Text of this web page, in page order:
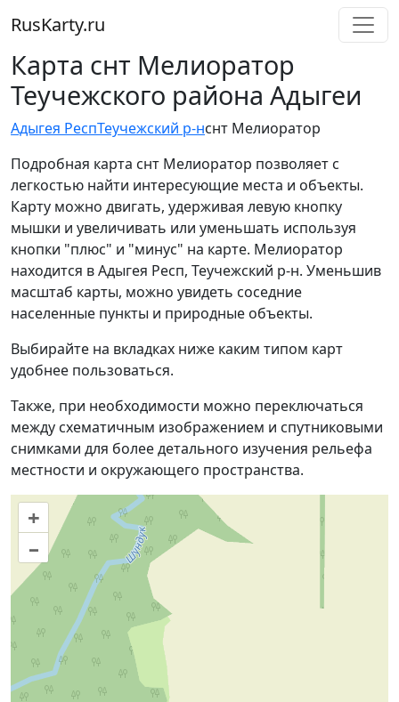
RusKarty.ru
Карта снт Мелиоратор
Теучежского района Адыгеи
Адыгея РеспТеучежский р-нснт Мелиоратор
Подробная карта снт Мелиоратор позволяет с
легкостью найти интересующие места и объекты.
Карту можно двигать, удерживая левую кнопку
мышки и увеличивать или уменьшать используя
кнопки "плюс" и "минус" на карте. Мелиоратор
находится в Адыгея Респ, Теучежский р-н. Уменьшив
масштаб карты, можно увидеть соседние
населенные пункты и природные объекты.
Выбирайте на вкладках ниже каким типом карт
удобнее пользоваться.
Также, при необходимости можно переключаться
между схематичным изображением и спутниковыми
снимками для более детального изучения рельефа
местности и окружающего пространства.
+
–